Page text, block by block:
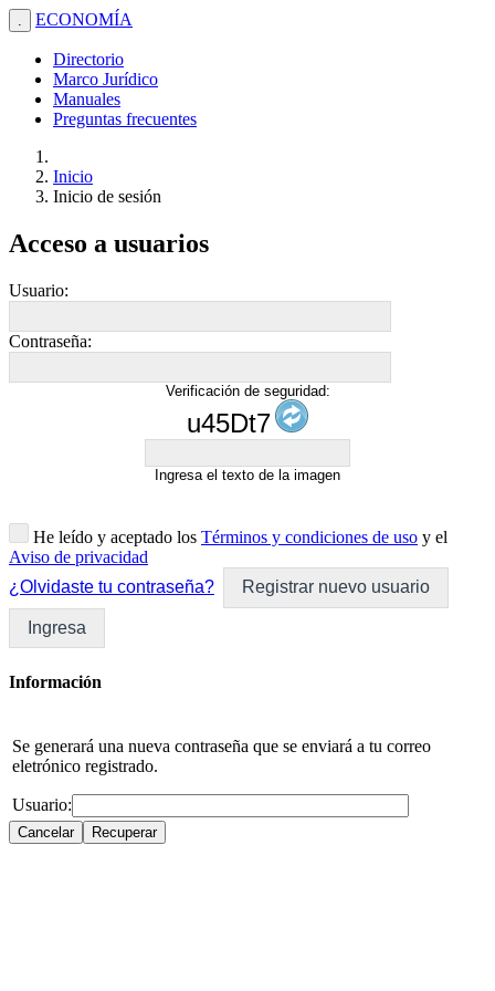
. ECONOMÍA
Directorio
Marco Jurídico
Manuales
Preguntas frecuentes
Inicio
Inicio de sesión
Acceso a usuarios
Usuario:
Contraseña:
Verificación de seguridad:
u45Dt7
Ingresa el texto de la imagen
He leído y aceptado los Términos y condiciones de uso y el
Aviso de privacidad
¿Olvidaste tu contraseña?
Registrar nuevo usuario
Ingresa
Información
Se generará una nueva contraseña que se enviará a tu correo
eletrónico registrado.
Usuario: